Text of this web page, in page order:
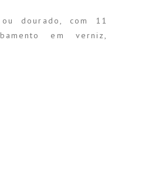
dourado, com 11
em verniz,